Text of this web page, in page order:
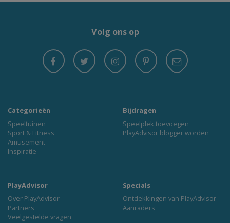
Volg ons op
Categorieën
Speeltuinen
Sport & Fitness
Amusement
Inspiratie
Bijdragen
Speelplek toevoegen
PlayAdvisor blogger worden
PlayAdvisor
Over PlayAdvisor
Partners
Veelgestelde vragen
Specials
Ontdekkingen van PlayAdvisor
Aanraders